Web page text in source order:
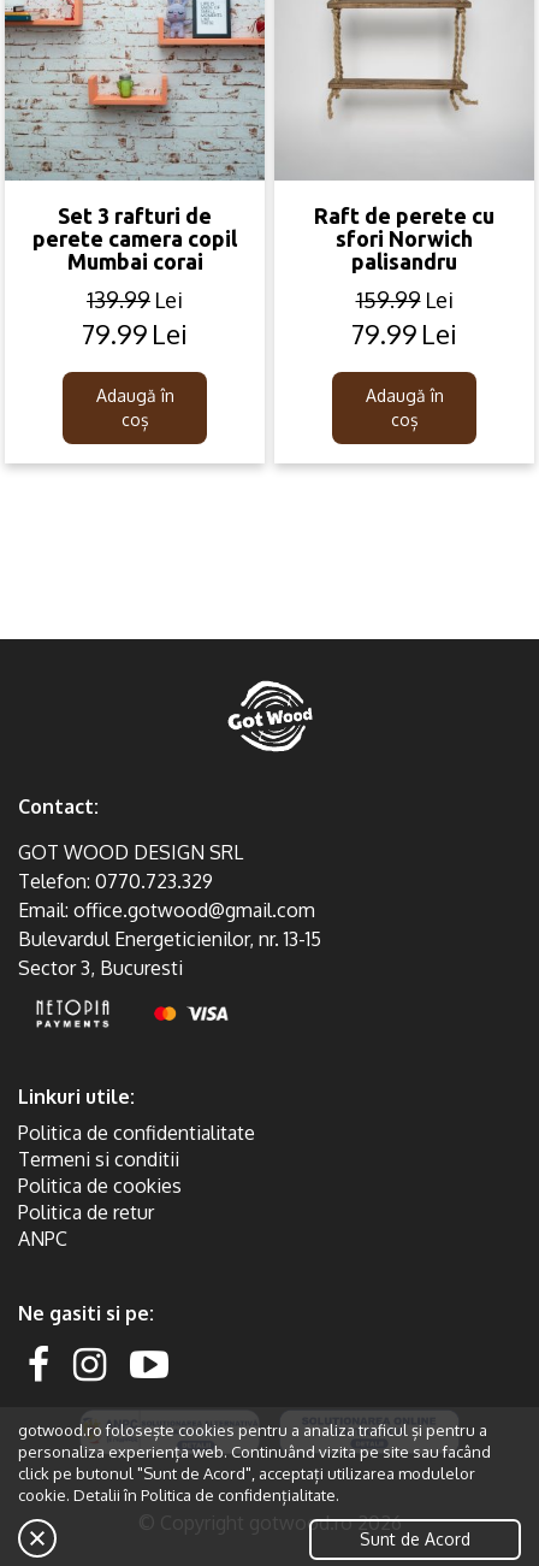
Set 3 rafturi de
perete camera copil
Mumbai corai
139.99 Lei
Original
was:
139.99lei.
79.99 Lei
Current
is:
79.99lei.
Adaugă în
coș
Raft de perete cu
sfori Norwich
palisandru
159.99 Lei
Original
was:
159.99lei.
79.99 Lei
Current
is:
79.99lei.
Adaugă în
coș
gotwood.ro folosește cookies pentru a analiza traficul și pentru a
personaliza experiența web. Continuând vizita pe site sau facând
click pe butonul "Sunt de Acord", acceptați utilizarea modulelor
cookie. Detalii în Politica de confidențialitate.
Sunt de Acord
Contact:
GOT WOOD DESIGN SRL
Telefon: 0770.723.329
Email: office.gotwood@gmail.com
Bulevardul Energeticienilor, nr. 13-15
Sector 3, Bucuresti
Linkuri utile:
Politica de confidentialitate
Termeni si conditii
Politica de cookies
Politica de retur
ANPC
Ne gasiti si pe:
© Copyright gotwood.ro 2026